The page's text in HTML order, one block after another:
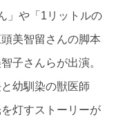
」や「1リットルの
美智留さんの脚本
子さんらが出演。
幼馴染の獣医師
灯すストーリーが